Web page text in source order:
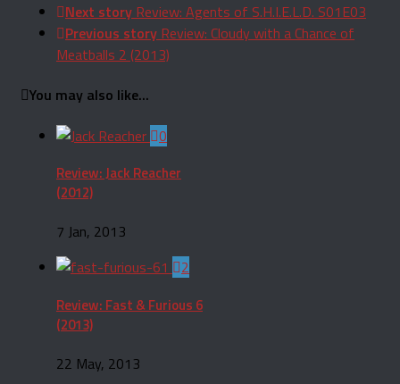
Next story Review: Agents of S.H.I.E.L.D. S01E03
Previous story Review: Cloudy with a Chance of
Meatballs 2 (2013)
You may also like...
0
Review: Jack Reacher
(2012)
7 Jan, 2013
2
Review: Fast & Furious 6
(2013)
22 May, 2013